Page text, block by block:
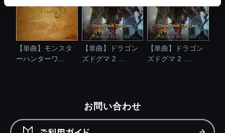
【単曲】モンスタ
ーハンターワ...
【単曲】ドラゴン
ズドグマ 2 ....
【単曲】ドラゴン
ズドグマ 2 ....
お問い合わせ